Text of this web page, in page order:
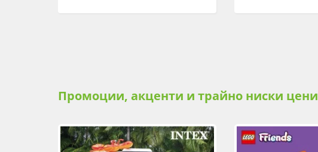
Промоции, акценти и трайно ниски цени